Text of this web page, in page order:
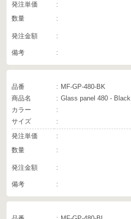
発注単価
数量
発注金額
備考
品番
MF-GP-480-BK
商品名
Glass panel 480 - Black
カラー
サイズ
発注単価
数量
発注金額
備考